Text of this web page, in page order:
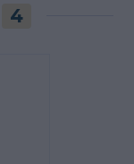
4